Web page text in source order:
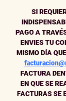
SI
PAGO A
ENVIES TU
MISMO DÍA
FACTURA
EN QUE SE
FACTURAS SE